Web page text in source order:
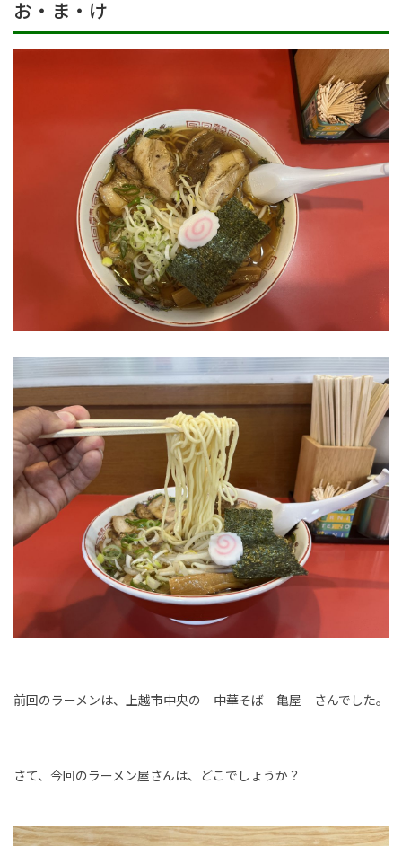
お・ま・け
前回のラーメンは、上越市中央の 中華そば 亀屋 さんでした。
さて、今回のラーメン屋さんは、どこでしょうか？